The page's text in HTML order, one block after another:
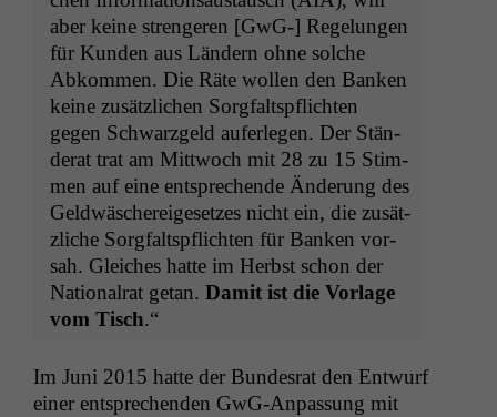
aber keine stren­geren [GwG-] Regelun­gen
für Kun­den aus Län­dern ohne solche
Abkom­men. Die Räte wollen den Banken
keine zusät­zlichen Sorgfalt­spflicht­en
gegen Schwarzgeld aufer­legen. Der Stän­
der­at trat am Mittwoch mit 28 zu 15 Stim­
men auf eine entsprechende Änderung des
Geld­wäschereige­set­zes nicht ein, die zusät­
zliche Sorgfalt­spflicht­en für Banken vor­
sah. Gle­ich­es hat­te im Herb­st schon der
Nation­al­rat getan. Damit ist die Vor­lage
vom Tisch.“
Im Juni 2015 hat­te der Bun­desrat den Entwurf
ein­er entsprechen­den GwG-Anpas­sung mit